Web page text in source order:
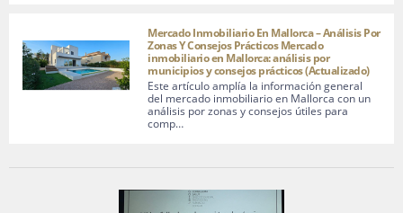
Mercado Inmobiliario En Mallorca – Análisis Por
Zonas Y Consejos Prácticos Mercado
inmobiliario en Mallorca: análisis por
municipios y consejos prácticos (Actualizado)
Este artículo amplía la información general
del mercado inmobiliario en Mallorca con un
análisis por zonas y consejos útiles para
comp…